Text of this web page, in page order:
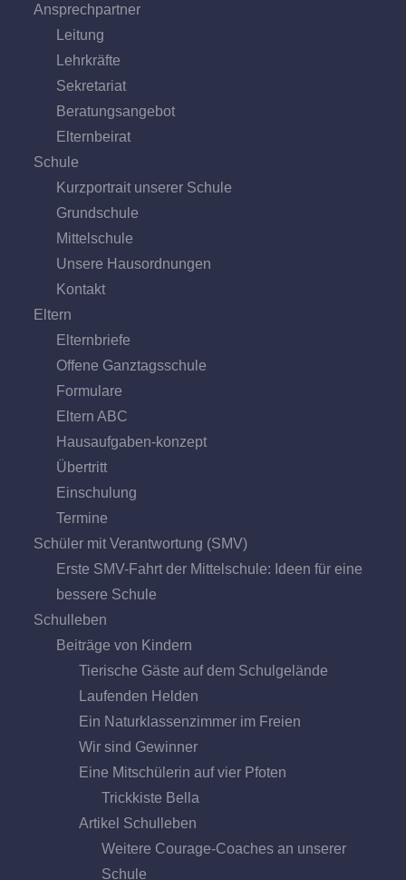
Ansprechpartner
Leitung
Lehrkräfte
Sekretariat
Beratungs­angebot
Eltern­beirat
Schule
Kurzportrait unserer Schule
Grund­schule
Mittel­schule
Unsere Hausordnungen
Kontakt
Eltern
Elternbriefe
Offene Ganz­tags­schule
Formulare
Eltern ABC
Hausaufgaben-konzept
Übertritt
Einschulung
Termine
Schüler mit Verantwortung (SMV)
Erste SMV-Fahrt der Mittelschule: Ideen für eine
bessere Schule
Schulleben
Beiträge von Kindern
Tierische Gäste auf dem Schulgelände
Laufenden Helden
Ein Naturklassenzimmer im Freien
Wir sind Gewinner
Eine Mitschülerin auf vier Pfoten
Trickkiste Bella
Artikel Schulleben
Weitere Courage-Coaches an unserer
Schule